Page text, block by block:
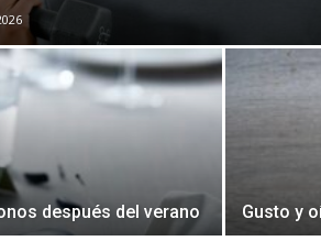
después del verano Gusto y